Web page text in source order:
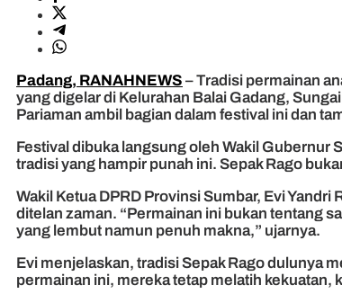
Padang, RANAHNEWS – Tradisi permainan
yang digelar di Kelurahan Balai Gadang,
Pariaman ambil bagian dalam festival ini dan
Festival dibuka langsung oleh Wakil Gubernur
tradisi yang hampir punah ini. Sepak Rago
Wakil Ketua DPRD Provinsi Sumbar, Evi
ditelan zaman. “Permainan ini bukan tentang
yang lembut namun penuh makna,” ujarnya.
Evi menjelaskan, tradisi Sepak Rago dulunya
permainan ini, mereka tetap melatih kekuatan,